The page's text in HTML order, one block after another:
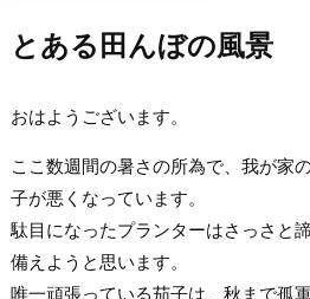
とある田んぼの風景
おはようございます。
ここ数週間の暑さの所為で、我が家
子が悪くなっています。
駄目になったプランターはさっさと
備えようと思います。
唯一頑張っている茄子は、秋まで孤